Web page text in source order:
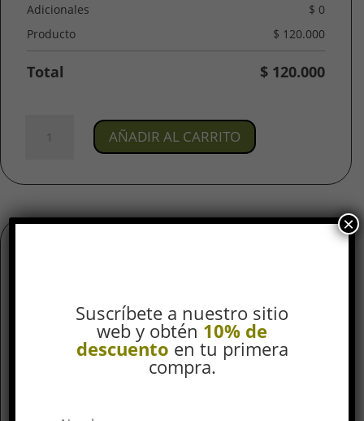
Adicionales $ 0
Producto
$ 120.000
Total $ 120.000
Piercing
Titanio
AÑADIR AL CARRITO
Información adicional
Tamaño de Top
Suscríbete a nuestro sitio
web y obtén 10% de
descuento en tu primera
compra.
×